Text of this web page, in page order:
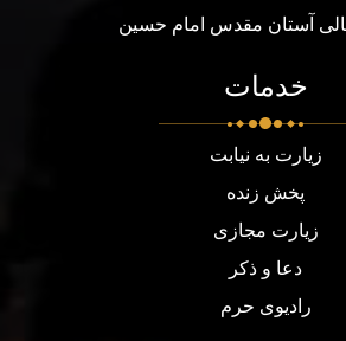
آستان مقدس امام حسین
خدمات
زیارت به نیابت
پخش زنده
زیارت مجازی
دعا و ذکر
رادیوی حرم